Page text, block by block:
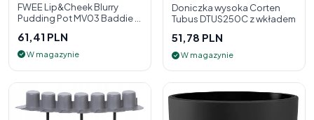
FWEE Lip&Cheek Blurry
Pudding Pot MV03 Baddie 5
policzk
61,41 PLN
W magazynie
Doniczka wysoka Corten
Tubus DTUS250C z wkładem
51,78 PLN
W magazynie